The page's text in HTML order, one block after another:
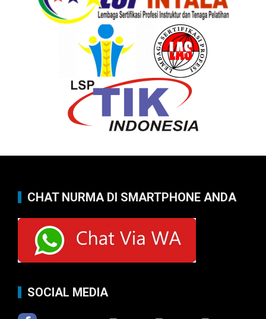
CHAT NURMA DI SMARTPHONE ANDA
SOCIAL MEDIA